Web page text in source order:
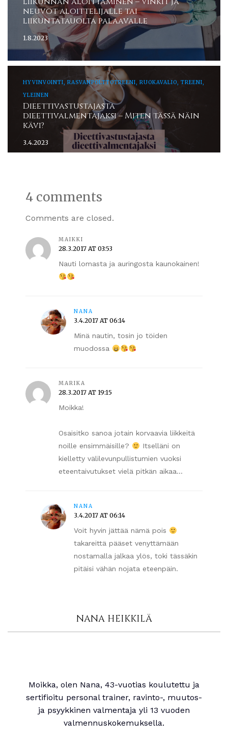
neuvot aloittelijalle tai
liikuntatauolta palaavalle
1.8.2023
HYVINVOINTI, RASVANPOLTTOTREENI, RUOKAVALIO, TREENI,
YLEINEN
Dieettivastustajasta
dieettivalmentajaksi – Miten tässä näin
kävi?
3.4.2023
4 comments
Comments are closed.
MAIKKI
28.3.2017 AT 03:53
Nauti lomasta ja auringosta kaunokainen!
NANA
3.4.2017 AT 06:14
Minä nautin, tosin jo töiden
muodossa
MARIKA
28.3.2017 AT 19:15
Moikka!
Osaisitko sanoa jotain korvaavia liikkeitä
noille ensimmäisille?
Itselläni on
kielletty välilevunpullistumien vuoksi
eteentaivutukset vielä pitkän aikaa…
NANA
3.4.2017 AT 06:14
Voit hyvin jättää nämä pois
takareittä pääset venyttämään
nostamalla jalkaa ylös, toki tässäkin
pitäisi vähän nojata eteenpäin.
NANA HEIKKILÄ
Moikka, olen Nana, 43-vuotias koulutettu ja
sertifioitu personal trainer, ravinto-, muutos-
ja psyykkinen valmentaja yli 13 vuoden
valmennuskokemuksella.